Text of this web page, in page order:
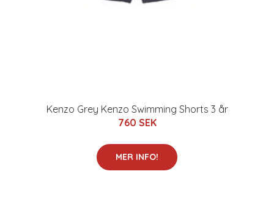
Kenzo Grey Kenzo Swimming Shorts 3 år
760 SEK
MER INFO!